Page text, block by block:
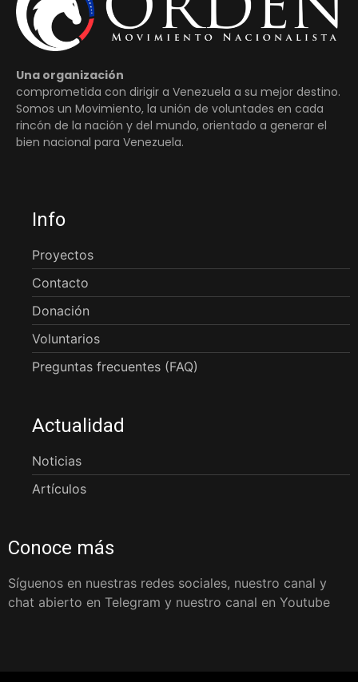
Una organización
comprometida con dirigir a Venezuela a su mejor destino.
Somos un Movimiento, la unión de voluntades en cada
rincón de la nación y del mundo, orientado a generar el
bien nacional para Venezuela.
Info
Proyectos
Contacto
Donación
Voluntarios
Preguntas frecuentes (FAQ)
Actualidad
Noticias
Artículos
Conoce más
Síguenos en nuestras redes sociales, nuestro canal y
chat abierto en Telegram y nuestro canal en Youtube